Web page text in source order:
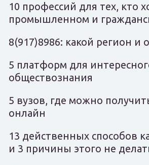
10 профессий для тех, кто
промышленном и
8(917)8986: какой регион и
5 платформ для
обществознания
5 вузов, где можно
онлайн
13 действенных способов
и 3 причины этого не